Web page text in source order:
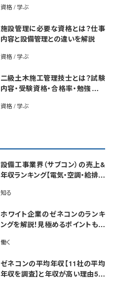
資格 / 学ぶ
施設管理に必要な資格とは？仕事
内容と設備管理との違いを解説
資格 / 学ぶ
二級土木施工管理技士とは？試験
内容・受験資格・合格率・勉強法を
資格 / 学ぶ
設備工事業界（サブコン）の売上&
年収ランキング【電気・空調・給排水
市場規模も解説
知る
ホワイト企業のゼネコンのランキ
ングを解説！見極めるポイントも紹
働く
ゼネコンの平均年収【11社の平均
年収を調査】と年収が高い理由5選